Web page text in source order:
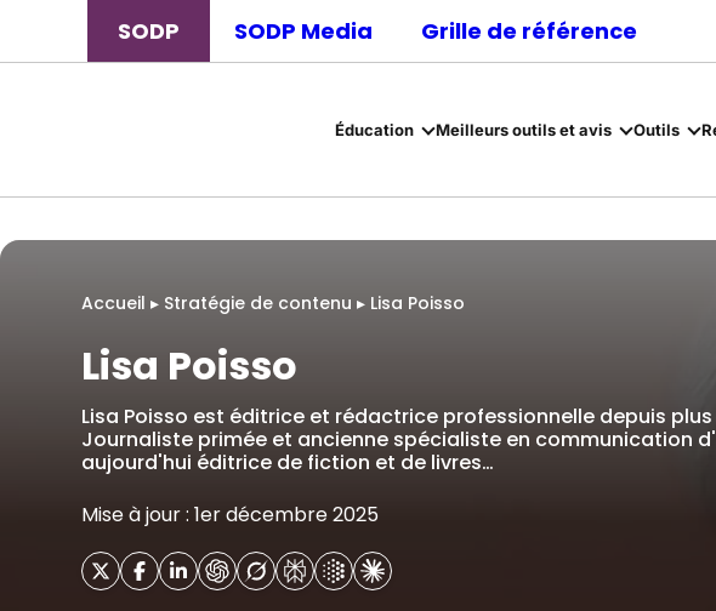
SODP SODP Media Grille de référence
Éducation Meilleurs outils et avis Outils
Accueil ▸ Stratégie de contenu ▸ Lisa Poisso
Lisa Poisso
Lisa Poisso est éditrice et rédactrice professionnelle depuis
Journaliste primée et ancienne spécialiste en communication
aujourd'hui éditrice de fiction et de livres…
Mise à jour : 1er décembre 2025